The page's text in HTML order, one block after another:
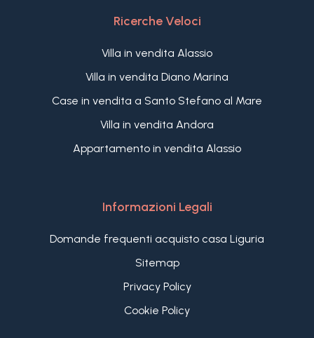
Ricerche Veloci
Villa in vendita Alassio
Villa in vendita Diano Marina
Case in vendita a Santo Stefano al Mare
Villa in vendita Andora
Appartamento in vendita Alassio
Informazioni Legali
Domande frequenti acquisto casa Liguria
Sitemap
Privacy Policy
Cookie Policy